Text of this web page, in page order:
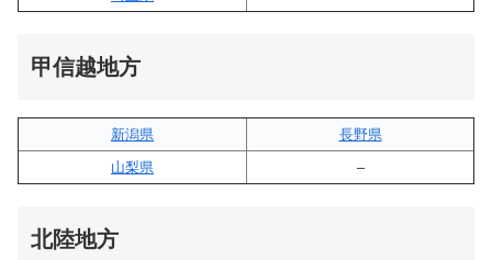
甲信越地方
新潟県
長野県
山梨県
–
北陸地方